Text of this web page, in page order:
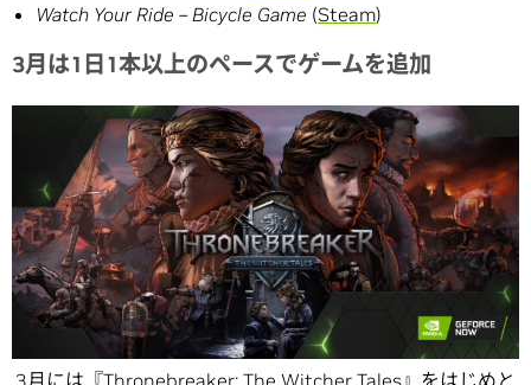
Watch Your Ride – Bicycle Game (Steam)
3月は1日1本以上のペースでゲームを追加